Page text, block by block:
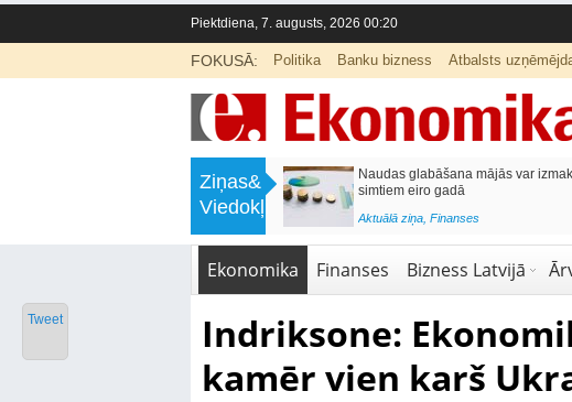
Piektdiena, 7. augusts, 2026 00:20
FOKUSĀ: Politika Banku bizness Atbalsts
Ziņas&
Viedokļi
Septiņos mēnešos Vivi vilcienos
pārvadāti 12 miljoni pasažieru; jūlijā
Naudas glabāšana mājās var
simtiem eiro gadā
Aktuālā ziņa, Finanses
Ekonomika Finanses Bizness Latvijā
Indriksone:
kamēr vien karš
Tweet